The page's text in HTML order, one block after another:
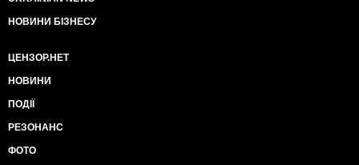
НОВИНИ БІЗНЕСУ
ЦЕНЗОР.НЕТ
НОВИНИ
ПОДІЇ
РЕЗОНАНС
ФОТО